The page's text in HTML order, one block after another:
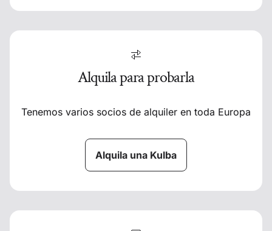
Alquila para probarla
Tenemos varios socios de alquiler en toda Europa
Alquila una Kulba